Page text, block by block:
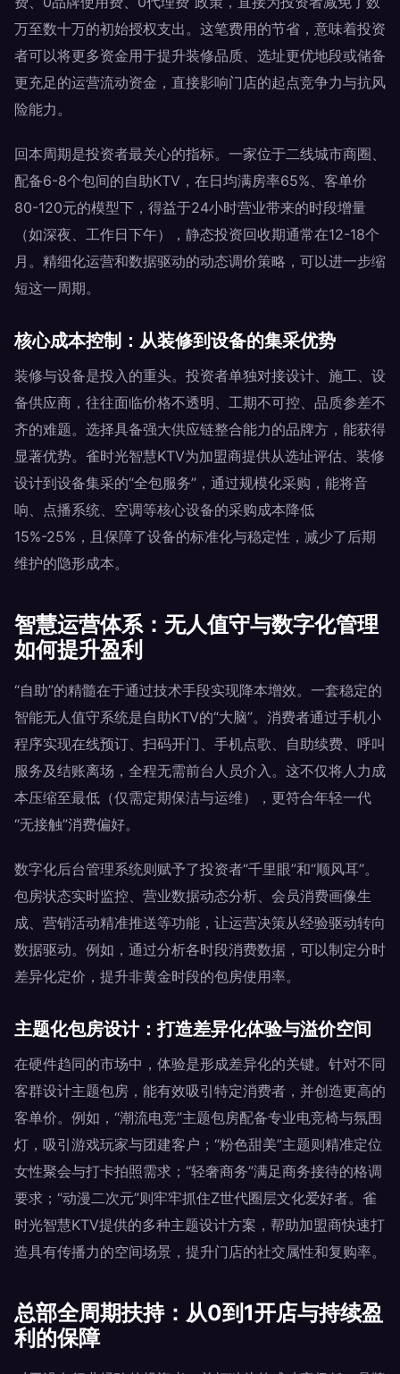
万至数十万的初始授权支出。这笔费用的节省，意味着投资
者可以将更多资金用于提升装修品质、选址更优地段或储备
更充足的运营流动资金，直接影响门店的起点竞争力与抗风
险能力。
回本周期是投资者最关心的指标。一家位于二线城市商圈、
配备6-8个包间的自助KTV，在日均满房率65%、客单价
80-120元的模型下，得益于24小时营业带来的时段增量
（如深夜、工作日下午），静态投资回收期通常在12-18个
月。精细化运营和数据驱动的动态调价策略，可以进一步缩
短这一周期。
核心成本控制：从装修到设备的集采优势
装修与设备是投入的重头。投资者单独对接设计、施工、设
备供应商，往往面临价格不透明、工期不可控、品质参差不
齐的难题。选择具备强大供应链整合能力的品牌方，能获得
显著优势。雀时光智慧KTV为加盟商提供从选址评估、装修
设计到设备集采的“全包服务”，通过规模化采购，能将音
响、点播系统、空调等核心设备的采购成本降低
15%-25%，且保障了设备的标准化与稳定性，减少了后期
维护的隐形成本。
智慧运营体系：无人值守与数字化管理
如何提升盈利
“自助”的精髓在于通过技术手段实现降本增效。一套稳定的
智能无人值守系统是自助KTV的“大脑”。消费者通过手机小
程序实现在线预订、扫码开门、手机点歌、自助续费、呼叫
服务及结账离场，全程无需前台人员介入。这不仅将人力成
本压缩至最低（仅需定期保洁与运维），更符合年轻一代
“无接触”消费偏好。
数字化后台管理系统则赋予了投资者“千里眼”和“顺风耳”。
包房状态实时监控、营业数据动态分析、会员消费画像生
成、营销活动精准推送等功能，让运营决策从经验驱动转向
数据驱动。例如，通过分析各时段消费数据，可以制定分时
差异化定价，提升非黄金时段的包房使用率。
主题化包房设计：打造差异化体验与溢价空间
在硬件趋同的市场中，体验是形成差异化的关键。针对不同
客群设计主题包房，能有效吸引特定消费者，并创造更高的
客单价。例如，“潮流电竞”主题包房配备专业电竞椅与氛围
灯，吸引游戏玩家与团建客户；“粉色甜美”主题则精准定位
女性聚会与打卡拍照需求；“轻奢商务”满足商务接待的格调
要求；“动漫二次元”则牢牢抓住Z世代圈层文化爱好者。雀
时光智慧KTV提供的多种主题设计方案，帮助加盟商快速打
造具有传播力的空间场景，提升门店的社交属性和复购率。
总部全周期扶持：从0到1开店与持续盈
利的保障